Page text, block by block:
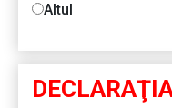
Altul